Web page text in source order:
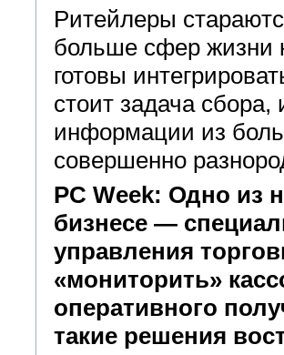
Ритейлеры
больше сфер жизни
готовы
стоит задача
информации из
совершенно
PC Week: Одно из
бизнесе —
управления
«мониторить»
оперативного
такие решения